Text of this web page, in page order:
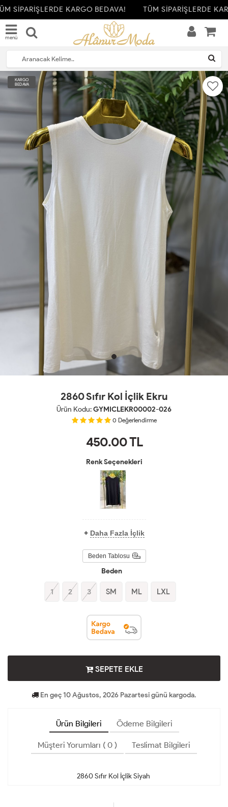
SİPARİŞLERDE KARGO BEDAVA! TÜM SİPARİŞLERDE
menü
KARGO
BEDAVA
2860 Sıfır Kol İçlik Ekru
Ürün Kodu:GYMICLEKR00002-026
0 Değerlendirme
450.00TL
Renk Seçenekleri
+ Daha Fazla İçlik
Beden Tablosu
Beden
1 2 3 SM ML LXL
SEPETE EKLE
En geç 10 Ağustos, 2026 Pazartesi günü kargoda.
Ürün Bilgileri Ödeme Bilgileri
Müşteri Yorumları ( 0 ) Teslimat Bilgileri